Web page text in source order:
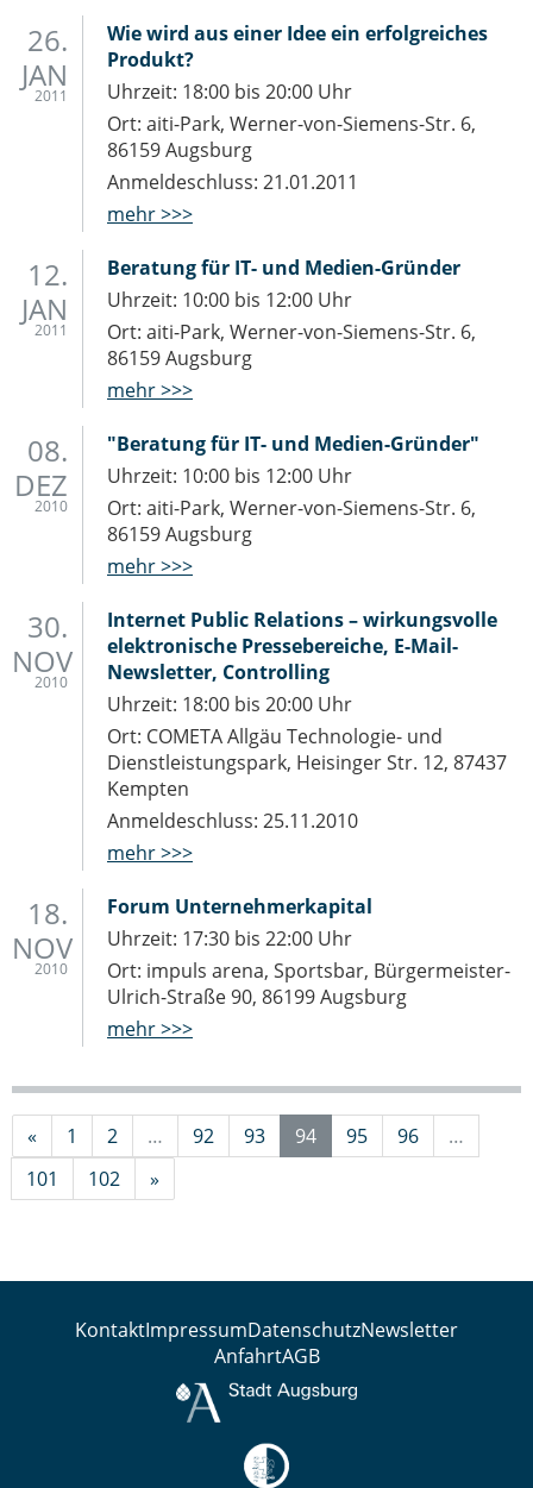
26.
JAN
2011
Wie wird aus einer Idee ein erfolgreiches
Produkt?
Uhrzeit: 18:00 bis 20:00 Uhr
Ort: aiti-Park, Werner-von-Siemens-Str. 6,
86159 Augsburg
Anmeldeschluss: 21.01.2011
mehr >>>
12.
JAN
2011
Beratung für IT- und Medien-Gründer
Uhrzeit: 10:00 bis 12:00 Uhr
Ort: aiti-Park, Werner-von-Siemens-Str. 6,
86159 Augsburg
mehr >>>
08.
DEZ
2010
"Beratung für IT- und Medien-Gründer"
Uhrzeit: 10:00 bis 12:00 Uhr
Ort: aiti-Park, Werner-von-Siemens-Str. 6,
86159 Augsburg
mehr >>>
30.
NOV
2010
Internet Public Relations – wirkungsvolle
elektronische Pressebereiche, E-Mail-
Newsletter, Controlling
Uhrzeit: 18:00 bis 20:00 Uhr
Ort: COMETA Allgäu Technologie- und
Dienstleistungspark, Heisinger Str. 12, 87437
Kempten
Anmeldeschluss: 25.11.2010
mehr >>>
18.
NOV
2010
Forum Unternehmerkapital
Uhrzeit: 17:30 bis 22:00 Uhr
Ort: impuls arena, Sportsbar, Bürgermeister-
Ulrich-Straße 90, 86199 Augsburg
mehr >>>
« 1 2 … 92 93 94 95 96
…
101
102 »
KontaktImpressumDatenschutzNewsletter
AnfahrtAGB